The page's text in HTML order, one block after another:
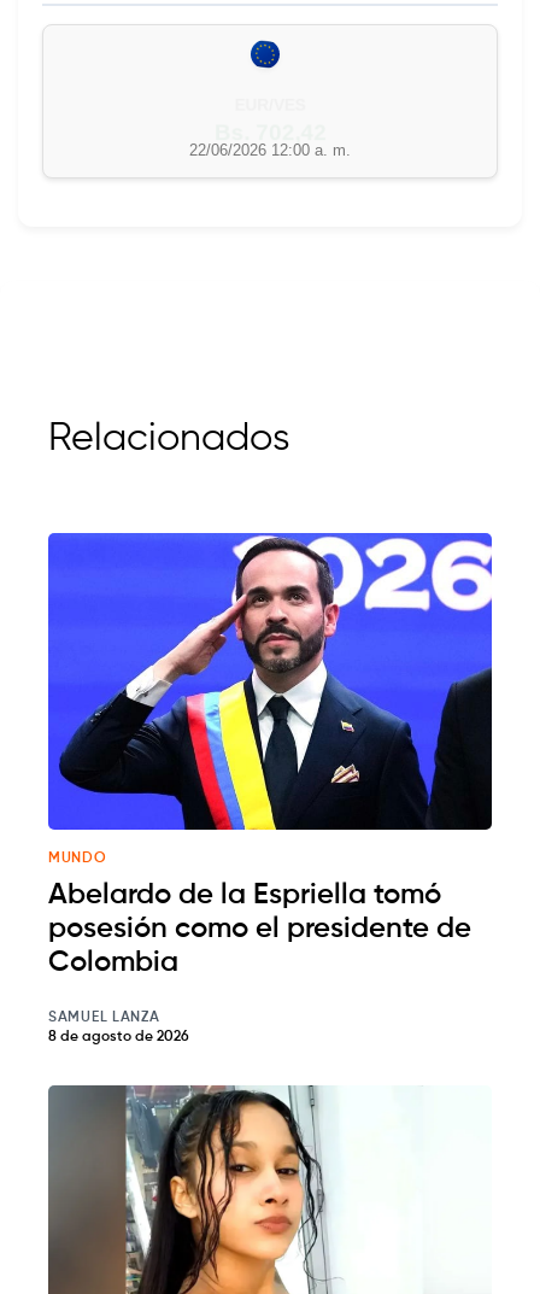
22/06/2026 12:00 a. m.
Relacionados
MUNDO
Abelardo de la Espriella tomó
posesión como el presidente de
Colombia
SAMUEL LANZA
8 de agosto de 2026